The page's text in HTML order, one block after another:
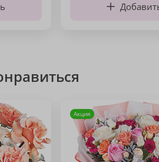
Акция